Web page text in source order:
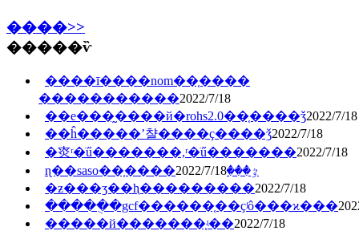
����>>
�����ѷ
����ī����nom��֤����
�����������2022/7/18
��е���̰����й�rohs2.0��֤����ǯ2022/7/18
��ĥ�����ʼ챨����ҫ����ǯ2022/7/18
�㶫ʳ�ֺű�������,ʳ�ֺű�������2022/7/18
ɳ��saso��֤����ٷ���2022/7/18
�ƶ���ʒ��ⱨ���������2022/7/18
�����ֻ�gcf������֤��ҫʲô���ϰ���
�����й�������֤ʵ��2022/7/18